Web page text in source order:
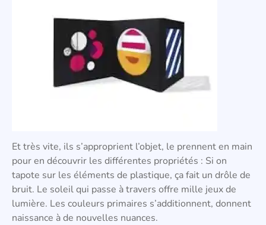
Et très vite, ils s’approprient l’objet, le prennent en main
pour en découvrir les différentes propriétés : Si on
tapote sur les éléments de plastique, ça fait un drôle de
bruit. Le soleil qui passe à travers offre mille jeux de
lumière. Les couleurs primaires s’additionnent, donnent
naissance à de nouvelles nuances.